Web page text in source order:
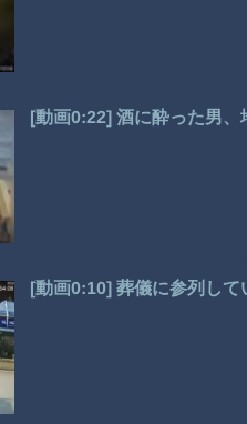
[動画0:22] 酒に酔った男
[動画0:10] 葬儀に参列し